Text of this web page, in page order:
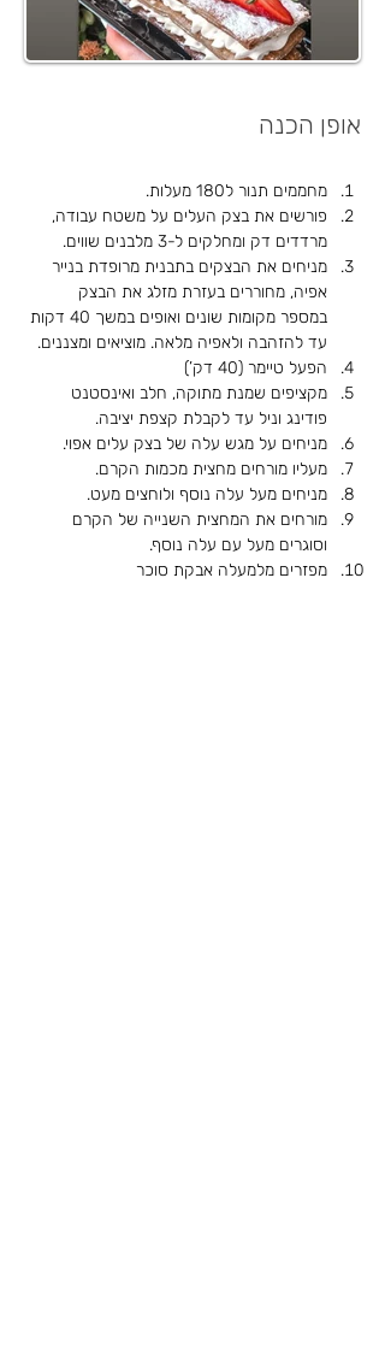
אופן הכנה
מחממים תנור ל180 מעלות.
פורשים את בצק העלים על משטח עבודה,
מרדדים דק ומחלקים ל-3 מלבנים שווים.
מניחים את הבצקים בתבנית מרופדת בנייר
אפיה, מחוררים בעזרת מזלג את הבצק
במספר מקומות שונים ואופים במשך 40 דקות
עד להזהבה ולאפיה מלאה. מוציאים ומצננים.
הפעל טיימר (40 דק’)
מקציפים שמנת מתוקה, חלב ואינסטנט
פודינג וניל עד לקבלת קצפת יציבה.
מניחים על מגש עלה של בצק עלים אפוי.
מעליו מורחים מחצית מכמות הקרם.
מניחים מעל עלה נוסף ולוחצים מעט.
מורחים את המחצית השנייה של הקרם
וסוגרים מעל עם עלה נוסף.
מפזרים מלמעלה אבקת סוכר